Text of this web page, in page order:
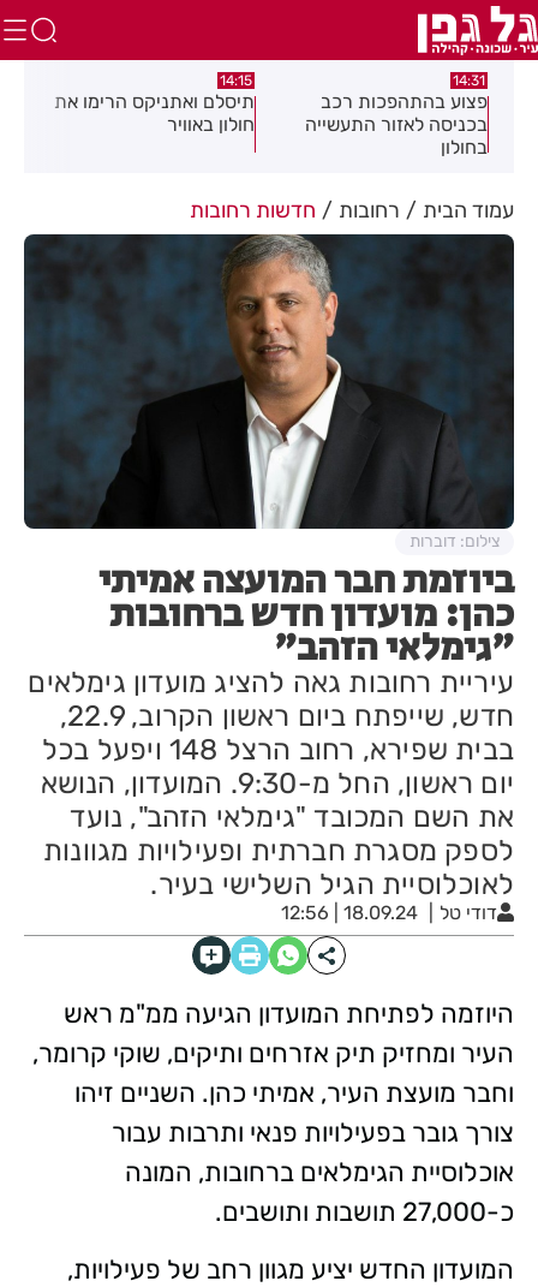
14:31
פצוע בהתהפכות רכב
בכניסה לאזור התעשייה
בחולון
14:15
תיסלם ואתניקס הרימו את
חולון באוויר
עמוד הבית רחובות חדשות רחובות
ביוזמת חבר המועצה אמיתי
כהן: מועדון חדש ברחובות
"גימלאי הזהב"
עיריית רחובות גאה להציג מועדון גימלאים
חדש, שייפתח ביום ראשון הקרוב, 22.9,
בבית שפירא, רחוב הרצל 148 ויפעל בכל
יום ראשון, החל מ-9:30. המועדון, הנושא
את השם המכובד "גימלאי הזהב", נועד
לספק מסגרת חברתית ופעילויות מגוונות
לאוכלוסיית הגיל השלישי בעיר.
דודי טל 18.09.24 | 12:56
צילום: דוברות
היוזמה לפתיחת המועדון הגיעה ממ"מ ראש
העיר ומחזיק תיק אזרחים ותיקים, שוקי קרומר,
וחבר מועצת העיר, אמיתי כהן. השניים זיהו
צורך גובר בפעילויות פנאי ותרבות עבור
אוכלוסיית הגימלאים ברחובות, המונה
כ-27,000 תושבות ותושבים.
המועדון החדש יציע מגוון רחב של פעילויות,